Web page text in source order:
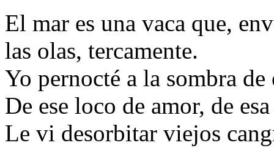
El mar es una vaca que,
las olas, tercamente.
Yo pernocté a la sombra de
De ese loco de amor, de
Le vi desorbitar viejos